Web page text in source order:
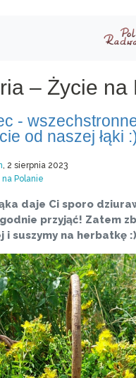
– Życie na
-
od naszej łąki
, 2 sierpnia 2023
Polanie
daje Ci sporo
przyjąć! Zatem
i suszymy na herbatkę :)